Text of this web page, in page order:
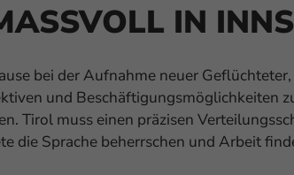
IN
bei der Aufnahme neuer
und Beschäftigungsmöglichkeiten
Tirol muss einen präzisen
die Sprache beherrschen und Arbeit